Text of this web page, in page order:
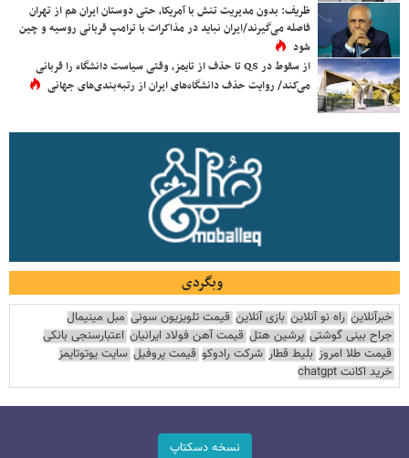
ظریف: بدون مدیریت تنش با آمریکا، حتی دوستان ایران هم از تهران
فاصله می‌گیرند/ایران نباید در مذاکرات با ترامپ قربانی روسیه و چین
شود
از سقوط در QS تا حذف از تایمز، وقتی سیاست دانشگاه را قربانی
می‌کند/ روایت حذف دانشگاه‌های ایران از رتبه‌بندی‌های جهانی
وبگردی
خبرآنلاین راه نو آنلاین بازی آنلاین قیمت تلویزیون سونی مبل مینیمال
جراح بینی گوشتی پرشین هتل قیمت آهن فولاد ایرانیان اعتبارسنجی بانکی
قیمت طلا امروز بلیط قطار شرکت رادوکو قیمت پروفیل سایت یوتوتایمز
خرید اکانت chatgpt
نسخه دسکتاپ